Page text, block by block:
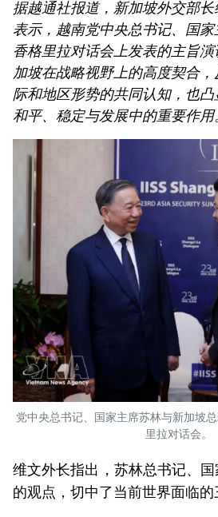
据越通社报道，新加坡外交部长
表示，越南党中央总书记、国
香格里拉对话会上发表的主旨
加坡在战略视野上的高度契合
际和地区形势的共同认知，也
和平、稳定与发展中的重要作用。
党中央总书记、国家主席苏林与新加坡
里拉对话会。
维文外长指出，苏林总书记、
的观点，切中了当前世界面临的